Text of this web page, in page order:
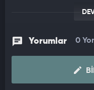
Yorumlar 0